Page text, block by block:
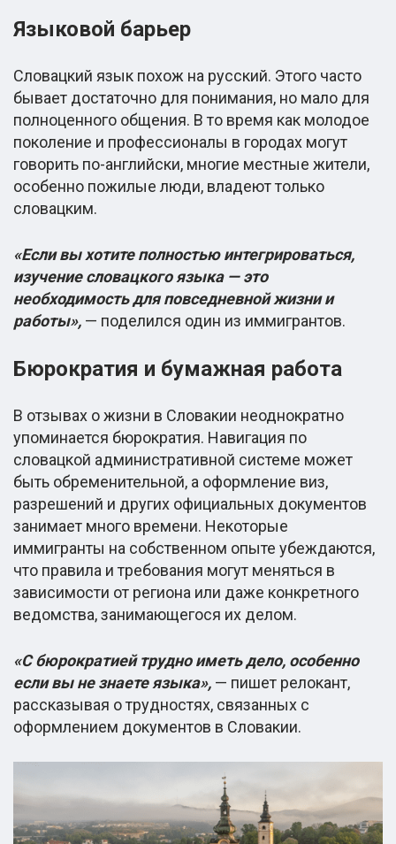
Языковой барьер
Словацкий язык похож на русский. Этого часто
бывает достаточно для понимания, но мало для
полноценного общения. В то время как молодое
поколение и профессионалы в городах могут
говорить по-английски, многие местные жители,
особенно пожилые люди, владеют только
словацким.
«Если вы хотите полностью интегрироваться,
изучение словацкого языка — это
необходимость для повседневной жизни и
работы», — поделился один из иммигрантов.
Бюрократия и бумажная работа
В отзывах о жизни в Словакии неоднократно
упоминается бюрократия. Навигация по
словацкой административной системе может
быть обременительной, а оформление виз,
разрешений и других официальных документов
занимает много времени. Некоторые
иммигранты на собственном опыте убеждаются,
что правила и требования могут меняться в
зависимости от региона или даже конкретного
ведомства, занимающегося их делом.
«С бюрократией трудно иметь дело, особенно
если вы не знаете языка», — пишет релокант,
рассказывая о трудностях, связанных с
оформлением документов в Словакии.